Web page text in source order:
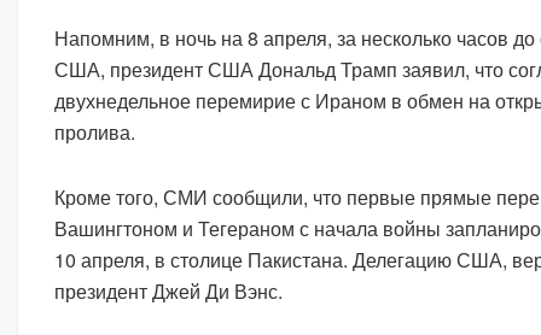
Напомним, в ночь на 8 апреля, за несколько часов
США, президент США Дональд Трамп заявил, что
двухнедельное перемирие с Ираном в обмен на
пролива.
Кроме того, СМИ сообщили, что первые прямые
Вашингтоном и Тегераном с начала войны
10 апреля, в столице Пакистана. Делегацию США,
президент Джей Ди Вэнс.